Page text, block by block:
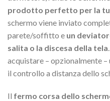
prodotto perfetto per la
schermo viene inviato
parete/soffitto e un
salita o la discesa della tela
acquistare – opzionalmente –
il controllo a distanza dello
Il fermo corsa dello